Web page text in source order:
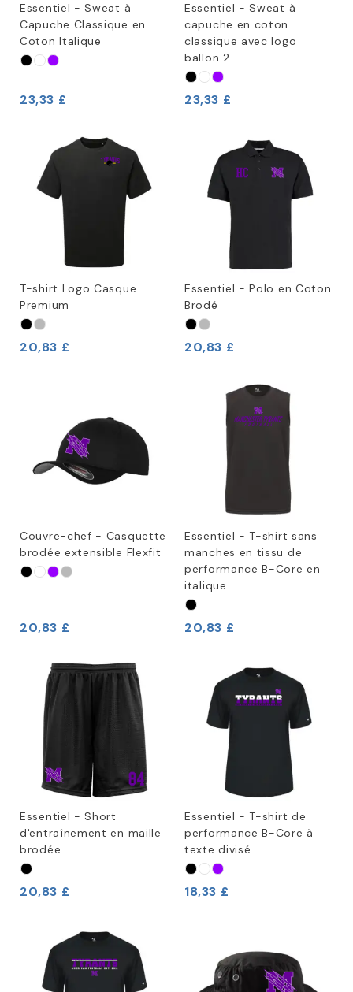
Essentiel - Sweat à
Capuche Classique en
Coton Italique
23,33 £
Essentiel - Sweat à
capuche en coton
classique avec logo
ballon 2
23,33 £
T-shirt Logo Casque
Premium
20,83 £
Essentiel - Polo en Coton
Brodé
20,83 £
Couvre-chef - Casquette
brodée extensible Flexfit
20,83 £
Essentiel - T-shirt sans
manches en tissu de
performance B-Core en
italique
20,83 £
Essentiel - Short
d'entraînement en maille
brodée
20,83 £
Essentiel - T-shirt de
performance B-Core à
texte divisé
18,33 £